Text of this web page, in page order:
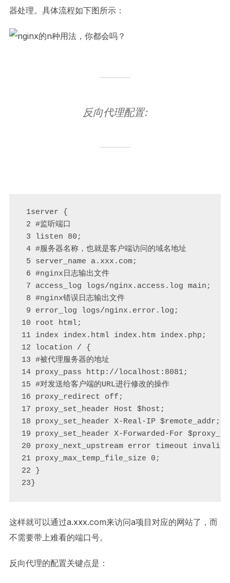
器处理。具体流程如下图所示：
反向代理配置:
1server {
2 #监听端口
3 listen 80;
4 #服务器名称，也就是客户端访问的域名地址
5 server_name a.xxx.com;
6 #nginx日志输出文件
7 access_log logs/nginx.access.log main;
8 #nginx错误日志输出文件
9 error_log logs/nginx.error.log;
10 root html;
11 index index.html index.htm index.php;
12 location / {
13 #被代理服务器的地址
14 proxy_pass http://localhost:8081;
15 #对发送给客户端的URL进行修改的操作
16 proxy_redirect off;
17 proxy_set_header Host $host;
18 proxy_set_header X-Real-IP $remote_addr;
19 proxy_set_header X-Forwarded-For
20 proxy_next_upstream error timeout
21 proxy_max_temp_file_size 0;
22 }
23}
这样就可以通过a.xxx.com来访问a项目对应的网站了，而
不需要带上难看的端口号。
反向代理的配置关键点是：